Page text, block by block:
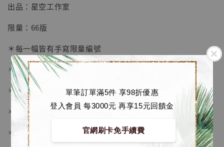
單筆訂單滿5件 享98折優惠
登入會員 每3000元 再享15元回饋金
官網刷卡免手續費
出品：星空工作室
限量：66版
＊每一幅皆有手寫限量編號
＊畫框為 黑色磨砂金屬相框
＊愛普生原裝墨水微噴
＊表面配有防塵透明有機玻璃
＊背面爲黑色防潮背板